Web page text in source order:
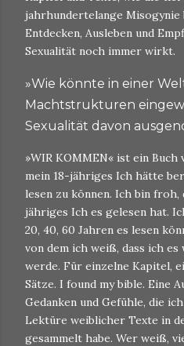
jahrhundertelange Misogynie
Entdecken, Ausleben und
Sexualität noch immer wirkt.
»Wie könnte in einer
Machtstrukturen
Sexualität davon
»WIR KOMMEN« ist ein Buch
mein 18-jähriges Ich hätte
lesen zu können. Ich bin froh,
jähriges Ich es gelesen hat.
20, 40, 60 Jahren es lesen
von dem ich weiß, dass ich
werde. Für einzelne Kapitel,
Sätze. I found my bible. Eine
Gedanken und Gefühle, die
Lektüre weiblicher Texte in
gesammelt habe. Wer weiß,